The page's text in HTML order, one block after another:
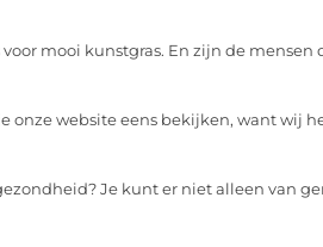
mooi kunstgras. En zijn de mensen
onze website eens bekijken, want wij
Je kunt er niet alleen van